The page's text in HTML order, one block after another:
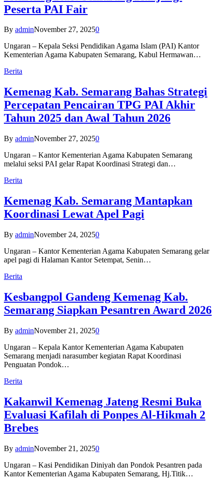
Peserta PAI Fair
By adminNovember 27, 20250
Ungaran – Kepala Seksi Pendidikan Agama Islam (PAI) Kantor
Kementerian Agama Kabupaten Semarang, Kabul Hermawan…
Berita
Kemenag Kab. Semarang Bahas Strategi
Percepatan Pencairan TPG PAI Akhir
Tahun 2025 dan Awal Tahun 2026
By adminNovember 27, 20250
Ungaran – Kantor Kementerian Agama Kabupaten Semarang
melalui seksi PAI gelar Rapat Koordinasi Strategi dan…
Berita
Kemenag Kab. Semarang Mantapkan
Koordinasi Lewat Apel Pagi
By adminNovember 24, 20250
Ungaran – Kantor Kementerian Agama Kabupaten Semarang gelar
apel pagi di Halaman Kantor Setempat, Senin…
Berita
Kesbangpol Gandeng Kemenag Kab.
Semarang Siapkan Pesantren Award 2026
By adminNovember 21, 20250
Ungaran – Kepala Kantor Kementerian Agama Kabupaten
Semarang menjadi narasumber kegiatan Rapat Koordinasi
Penguatan Pondok…
Berita
Kakanwil Kemenag Jateng Resmi Buka
Evaluasi Kafilah di Ponpes Al-Hikmah 2
Brebes
By adminNovember 21, 20250
Ungaran – Kasi Pendidikan Diniyah dan Pondok Pesantren pada
Kantor Kementerian Agama Kabupaten Semarang, Hj.Titik…